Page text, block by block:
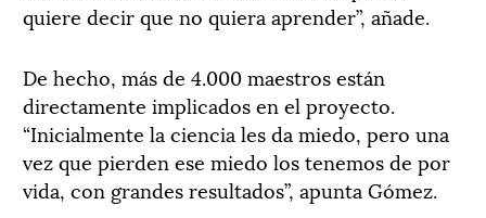
quiere decir que no quiera aprender”, añade.
De hecho, más de 4.000 maestros están
directamente implicados en el proyecto.
“Inicialmente la ciencia les da miedo, pero una
vez que pierden ese miedo los tenemos de por
vida, con grandes resultados”, apunta Gómez.